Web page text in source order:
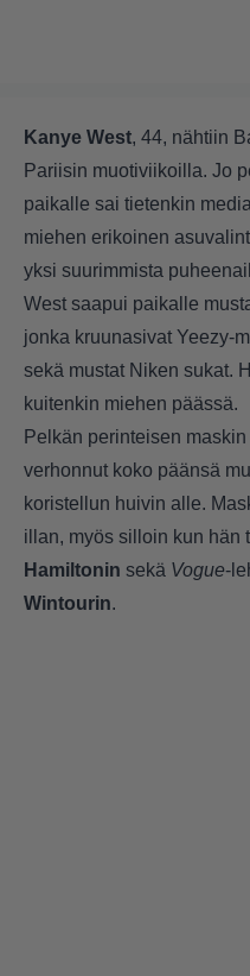
Kanye West, 44, nähtiin
Pariisin muotiviikoilla. Jo
paikalle sai tietenkin
miehen erikoinen
yksi suurimmista
West saapui paikalle
jonka kruunasivat Yeezy-
sekä mustat Niken sukat.
kuitenkin miehen päässä.
Pelkän perinteisen
verhonnut koko päänsä
koristellun huivin alle.
illan, myös silloin kun hän
Hamiltonin sekä Vogue-
Wintourin.